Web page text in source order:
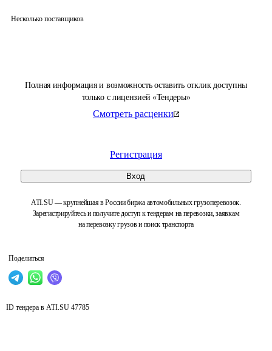
Полная информация и возможность оставить отклик доступны
только с лицензией «Тендеры»
Смотреть расценки
Регистрация
Вход
ATI.SU — крупнейшая в России биржа автомобильных грузоперевозок.
Зарегистрируйтесь и получите доступ к тендерам на перевозки, заявкам
на перевозку грузов и поиск транспорта
Поделиться
Несколько поставщиков
ID тендера в ATI.SU 47785